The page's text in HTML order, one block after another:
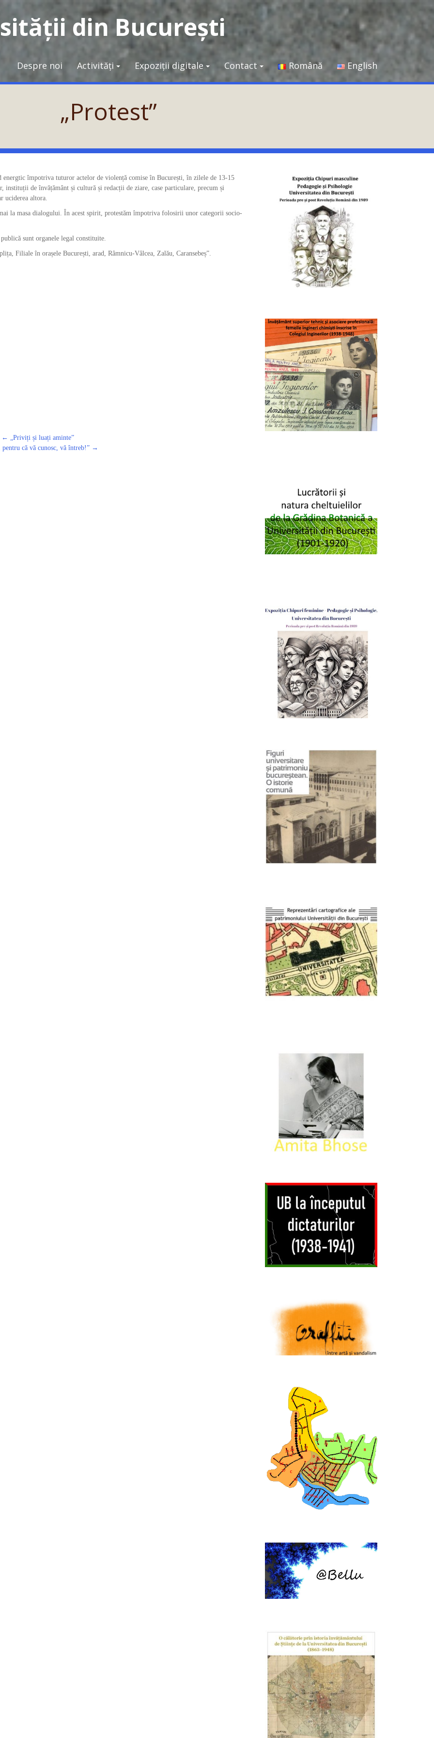
din București
Despre noi Activități Expoziții digitale Contact Română English
„Protest”
împotriva tuturor actelor de violență comise în București, în zilele de 13-15
de învățământ și cultură și redacții de ziare, case particulare, precum și
uciderea altora.
la masa dialogului. În acest spirit, protestăm împotriva folosirii unor categorii socio-
sunt organele legal constituite.
Filiale în orașele București, arad, Râmnicu-Vâlcea, Zalău, Caransebeș”.
←
„Priviți și luați aminte”
pentru că vă cunosc, vă întreb!” →